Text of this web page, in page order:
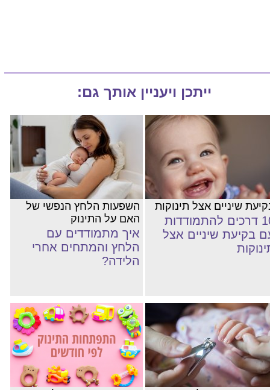
ייתכן ויעניין אותך גם:
שיניים אצל תינוקות
10 דרכים להתמודדות
בקיעת שיניים אצל
השפעות הלחץ הנפשי של
האם על התינוק
איך מתמודדים עם
הלחץ והמתחים אחרי
הלידה?